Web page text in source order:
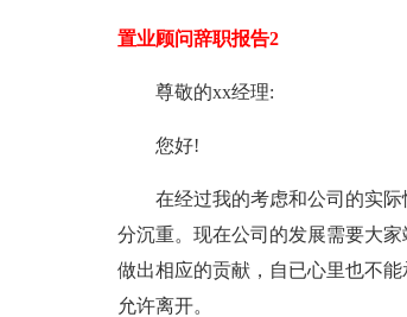
置业顾问辞职报告2
尊敬的xx经理:
您好!
在经过我的考虑和公司的实
分沉重。现在公司的发展需要大
做出相应的贡献，自已心里也不
允许离开。